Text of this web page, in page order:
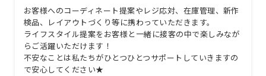
お客様へのコーディネート提案やレジ応対、在庫管理、新作
検品、レイアウトづくり等に携わっていただきます。
ライフスタイル提案をお客様と一緒に接客の中で楽しみなが
らご活躍いただけます！
不安なことは私たちがひとつひとつサポートしていきますの
で安心してください★